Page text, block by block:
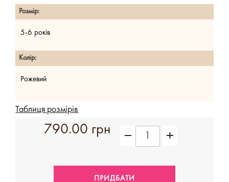
Розмір:
5-6 років
Колір:
Рожевий
Таблиця розмірів
790.00 грн